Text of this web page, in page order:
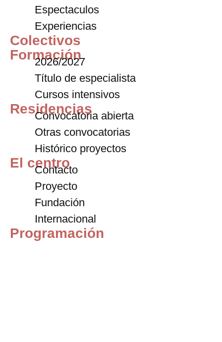
Espectaculos
Experiencias
Colectivos
Formación
2026/2027
Título de especialista
Cursos intensivos
Residencias
Convocatoria abierta
Otras convocatorias
Histórico proyectos
El centro
Contacto
Proyecto
Fundación
Internacional
Programación